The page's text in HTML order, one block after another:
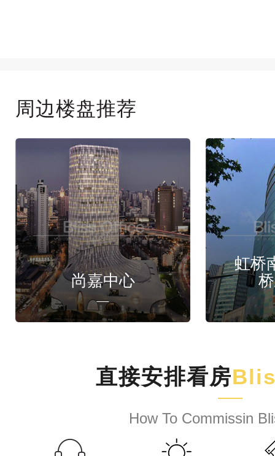
周边楼盘推荐
尚嘉中心
虹桥
直接安排看房
How To Commissin